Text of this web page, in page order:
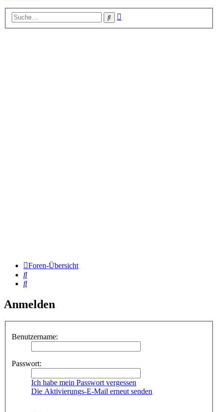
Suche
Foren-Übersicht
Suche
Suche
Anmelden
Benutzername:
Passwort:
Ich habe mein Passwort vergessen
Die Aktivierungs-E-Mail erneut senden